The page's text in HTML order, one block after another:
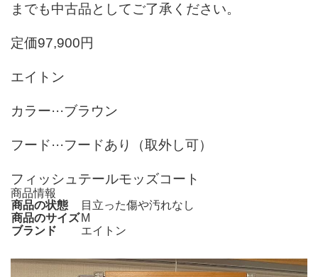
までも中古品としてご了承ください。
定価97,900円
エイトン
カラー···ブラウン
フード···フードあり（取外し可）
フィッシュテールモッズコート
商品情報
商品の状態
目立った傷や汚れなし
商品のサイズ M
ブランド
エイトン